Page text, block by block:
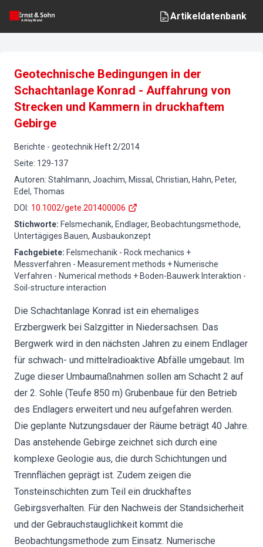
Artikeldatenbank
Geotechnische Bedingungen in der
Schachtanlage Konrad - Auffahrung von
Strecken und Kammern in druckhaftem
Gebirge
Berichte - geotechnik Heft 2/2014
Seite: 129-137
Autoren: Stahlmann, Joachim, Missal, Christian, Hahn, Peter,
Edel, Thomas
DOI : 10.1002/gete.201400006
Stichworte: Felsmechanik, Endlager, Beobachtungsmethode,
Untertägiges Bauen, Ausbaukonzept
Fachgebiete: Felsmechanik - Rock mechanics +
Messverfahren - Measurement methods + Numerische
Verfahren - Numerical methods + Boden-Bauwerk Interaktion -
Soil-structure interaction
Die Schachtanlage Konrad ist ein ehemaliges
Erzbergwerk bei Salzgitter in Niedersachsen. Das
Bergwerk wird in den nächsten Jahren zu einem Endlager
für schwach- und mittelradioaktive Abfälle umgebaut. Im
Zuge dieser Umbaumaßnahmen sollen am Schacht 2 auf
der 2. Sohle (Teufe 850 m) Grubenbaue für den Betrieb
des Endlagers erweitert und neu aufgefahren werden.
Die geplante Nutzungsdauer der Räume beträgt 40 Jahre.
Das anstehende Gebirge zeichnet sich durch eine
komplexe Geologie aus, die durch Schichtungen und
Trennflächen geprägt ist. Zudem zeigen die
Tonsteinschichten zum Teil ein druckhaftes
Gebirgsverhalten. Für den Nachweis der Standsicherheit
und der Gebrauchstauglichkeit kommt die
Beobachtungsmethode zum Einsatz. Numerische